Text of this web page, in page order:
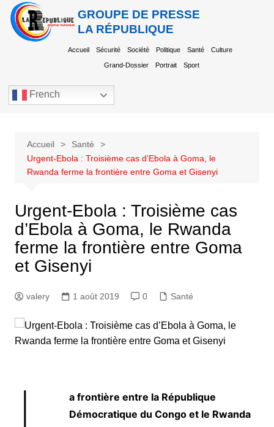
GROUPE DE PRESSE
LA RÉPUBLIQUE
Accueil Sécurité Société Politique Santé Culture
Grand-Dossier Portrait Sport
French
Accueil
Santé
Urgent-Ebola : Troisième cas d’Ebola à Goma, le
Rwanda ferme la frontière entre Goma et Gisenyi
Urgent-Ebola : Troisième cas
d’Ebola à Goma, le Rwanda
ferme la frontière entre Goma
et Gisenyi
valery 1 août 2019 0 Santé
a frontière entre la République
Démocratique du Congo et le Rwanda